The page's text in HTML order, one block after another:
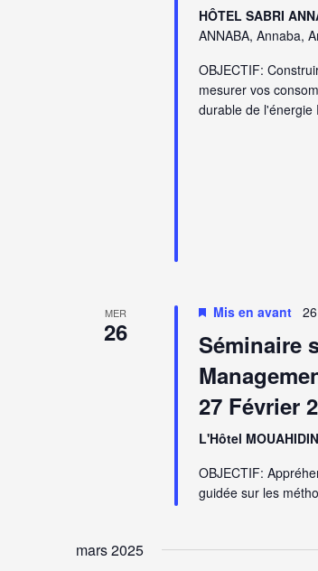
HÔTEL SABRI
ANNABA, Annaba,
OBJECTIF:
mesurer vos
durable de
MER
26
Mis en avant
Séminaire
27 Février
L'Hôtel
OBJECTIF:
guidée sur les
mars 2025